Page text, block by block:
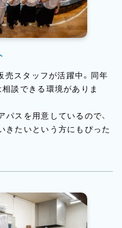
売スタッフが活躍中。同年
談できる環境がありま
スを用意しているので、
きたいという方にもぴった